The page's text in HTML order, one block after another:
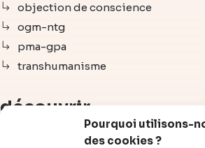
Pourquoi utilisons-
des cookies ?
objection de conscience
ogm-ntg
pma-gpa
transhumanisme
découvrir